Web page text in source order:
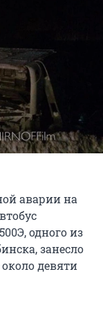
аварии на
одного из
занесло
девяти